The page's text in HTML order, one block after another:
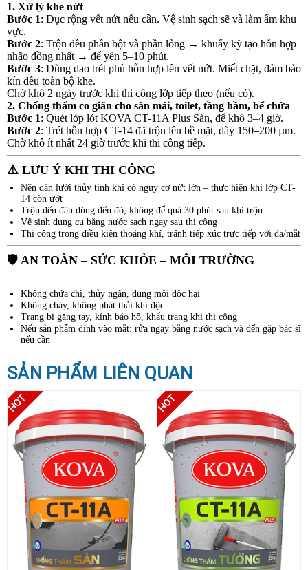
1. Xử lý khe nứt
Bước 1: Đục rộng vết nứt nếu cần. Vệ sinh sạch sẽ và làm ẩm khu
vực.
Bước 2: Trộn đều phần bột và phần lỏng → khuấy kỹ tạo hỗn hợp
nhão đồng nhất → để yên 5–10 phút.
Bước 3: Dùng dao trét phủ hỗn hợp lên vết nứt. Miết chặt, đảm bảo
kín đều toàn bộ khe.
Chờ khô 2 ngày trước khi thi công lớp tiếp theo (nếu có).
2. Chống thấm co giãn cho sàn mái, toilet, tầng hầm, bể chứa
Bước 1: Quét lớp lót KOVA CT-11A Plus Sàn, để khô 3–4 giờ.
Bước 2: Trét hỗn hợp CT-14 đã trộn lên bề mặt, dày 150–200 µm.
Chờ khô ít nhất 24 giờ trước khi thi công tiếp.
⚠️ LƯU Ý KHI THI CÔNG
Nên dán lưới thủy tinh khi có nguy cơ nứt lớn – thực hiện khi lớp CT-
14 còn ướt
Trộn đến đâu dùng đến đó, không để quá 30 phút sau khi trộn
Vệ sinh dụng cụ bằng nước sạch ngay sau thi công
Thi công trong điều kiện thoáng khí, tránh tiếp xúc trực tiếp với da/mắt
🛡️AN TOÀN – SỨC KHỎE – MÔI TRƯỜNG
Không chứa chì, thủy ngân, dung môi độc hại
Không cháy, không phát thải khí độc
Trang bị găng tay, kính bảo hộ, khẩu trang khi thi công
Nếu sản phẩm dính vào mắt: rửa ngay bằng nước sạch và đến gặp bác sĩ
nếu cần
SẢN PHẨM LIÊN QUAN